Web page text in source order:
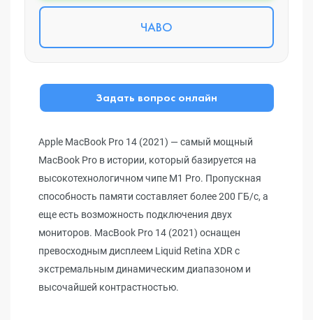
ЧАВО
Задать вопрос онлайн
Apple MacBook Pro 14 (2021) — самый мощный
MacBook Pro в истории, который базируется на
высокотехнологичном чипе M1 Pro. Пропускная
способность памяти составляет более 200 ГБ/с, а
еще есть возможность подключения двух
мониторов. MacBook Pro 14 (2021) оснащен
превосходным дисплеем Liquid Retina XDR с
экстремальным динамическим диапазоном и
высочайшей контрастностью.